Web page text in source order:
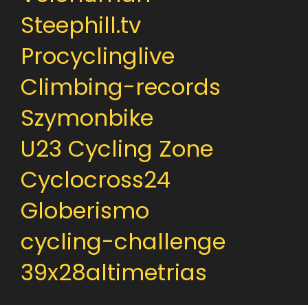
Steephill.tv
Procyclinglive
Climbing-records
Szymonbike
U23 Cycling Zone
Cyclocross24
Globerismo
cycling-challenge
39x28altimetrias